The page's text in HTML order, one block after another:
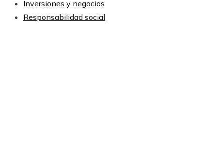
Inversiones y negocios
Responsabilidad social